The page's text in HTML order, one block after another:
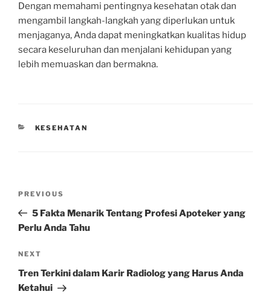
Dengan memahami pentingnya kesehatan otak dan
mengambil langkah-langkah yang diperlukan untuk
menjaganya, Anda dapat meningkatkan kualitas hidup
secara keseluruhan dan menjalani kehidupan yang
lebih memuaskan dan bermakna.
CATEGORIES
KESEHATAN
Previous
Post
PREVIOUS
5 Fakta Menarik Tentang Profesi Apoteker yang
Perlu Anda Tahu
Next
Post
NEXT
Tren Terkini dalam Karir Radiolog yang Harus Anda
Ketahui